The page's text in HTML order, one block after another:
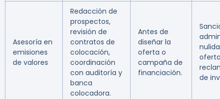
Asesoría en
emisiones
de valores
Redacción de
prospectos,
revisión de
contratos de
colocación,
coordinación
con auditoría y
banca
colocadora.
Antes de
diseñar la
oferta o
campaña de
financiación.
de